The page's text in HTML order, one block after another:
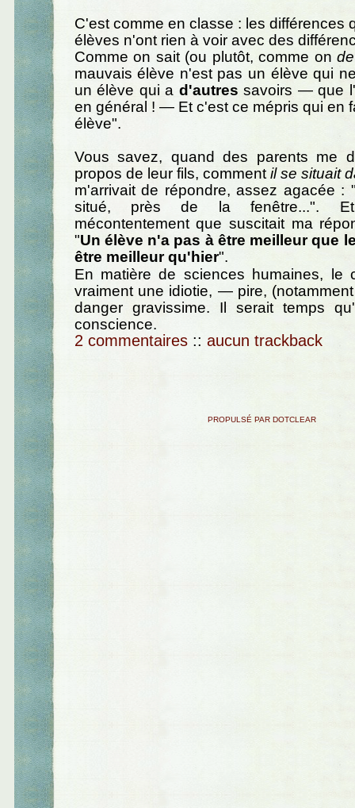
C'est comme en classe : les différences
élèves n'ont rien à voir avec des
Comme on sait (ou plutôt, comme on
mauvais élève n'est pas un élève qui
un élève qui a d'autres savoirs — que
en général ! — Et c'est ce mépris qui en
élève".
Vous savez, quand des parents me
propos de leur fils, commentil se situait
m'arrivait de répondre, assez agacée :
situé, près de la fenêtre...".
mécontentement que suscitait ma
"Un élève n'a pas à être meilleur que
être meilleur qu'hier".
En matière de sciences humaines, le
vraiment une idiotie, — pire,
danger gravissime. Il serait temps
conscience.
2 commentaires :: aucun trackback
PROPULSÉ PAR DOTCLEAR